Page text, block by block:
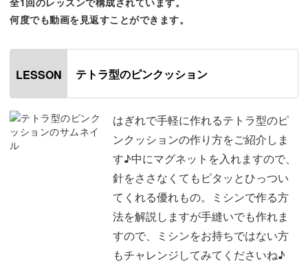
具体的なポイントは、
◆生地に印をつけるときのポイント
◆生地の端を縫うときのポイント
ミシン初心者さんにもわかりやすいように、ミシンできれ
いに縫う方法をレクチャーしていきます。
きれいなテトラ型が作れるように、綿の詰め方も丁寧にレ
ッスンしていきますよ。
何度でも動画を見返すことができます。
LESSON テトラ型のピンクッション
はぎれで手軽に作れるテトラ型のピ
ンクッションの作り方をご紹介しま
す♪中にマグネットを入れますので、
針をささなくてもピタッとひっつい
てくれる優れもの。ミシンで作る方
法を解説しますが手縫いでも作れま
すので、ミシンをお持ちではない方
もチャレンジしてみてくださいね♪